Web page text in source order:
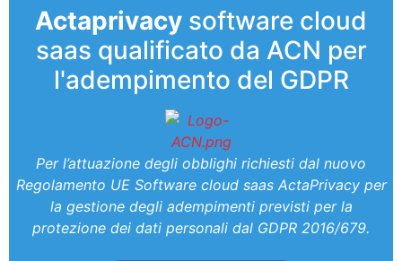
Actaprivacy software cloud
saas qualificato da ACN per
l'adempimento del GDPR
Per l’attuazione degli obblighi richiesti dal nuovo
Regolamento UE Software cloud saas ActaPrivacy per
la gestione degli adempimenti previsti per la
protezione dei dati personali dal GDPR 2016/679.